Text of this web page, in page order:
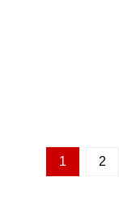
1 2